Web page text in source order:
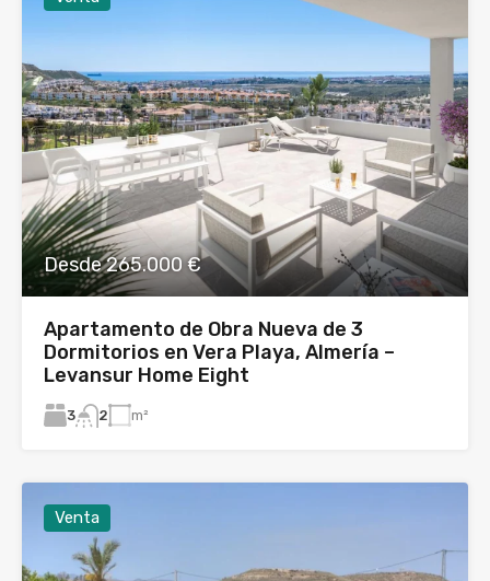
Desde 265.000 €
Apartamento de Obra Nueva de 3
Dormitorios en Vera Playa, Almería –
Levansur Home Eight
3 2 m²
Venta